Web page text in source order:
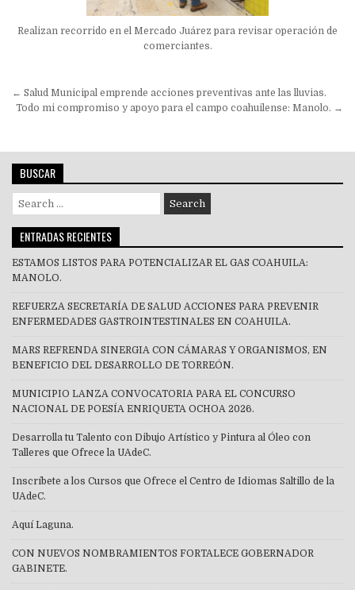
Realizan recorrido en el Mercado Juárez para revisar operación de
comerciantes.
Navegación
de
← Salud Municipal emprende acciones preventivas ante las lluvias.
Todo mi compromiso y apoyo para el campo coahuilense: Manolo. →
BUSCAR
Search
for:
ENTRADAS RECIENTES
ESTAMOS LISTOS PARA POTENCIALIZAR EL GAS COAHUILA:
MANOLO.
REFUERZA SECRETARÍA DE SALUD ACCIONES PARA PREVENIR
ENFERMEDADES GASTROINTESTINALES EN COAHUILA.
MARS REFRENDA SINERGIA CON CÁMARAS Y ORGANISMOS, EN
BENEFICIO DEL DESARROLLO DE TORREÓN.
MUNICIPIO LANZA CONVOCATORIA PARA EL CONCURSO
NACIONAL DE POESÍA ENRIQUETA OCHOA 2026.
Desarrolla tu Talento con Dibujo Artístico y Pintura al Óleo con
Talleres que Ofrece la UAdeC.
Inscríbete a los Cursos que Ofrece el Centro de Idiomas Saltillo de la
UAdeC.
Aquí Laguna.
CON NUEVOS NOMBRAMIENTOS FORTALECE GOBERNADOR
GABINETE.